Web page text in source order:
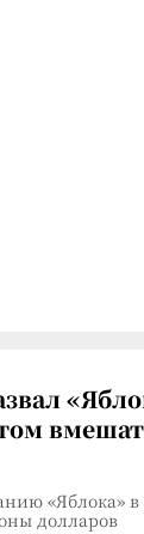
«Яблока» в
долларов